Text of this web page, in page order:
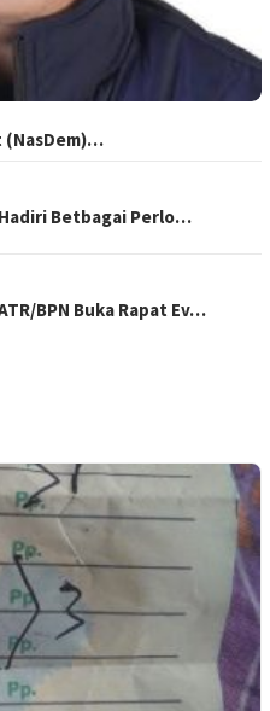
(NasDem)…
Betbagai Perlo…
BPN Buka Rapat Ev…